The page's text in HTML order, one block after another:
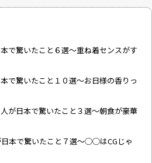
で驚いたこと６選〜重ね着センスがす
で驚いたこと１０選～お日様の香りっ
が日本で驚いたこと３選〜朝食が豪華
本で驚いたこと７選〜◯◯はCGじゃ